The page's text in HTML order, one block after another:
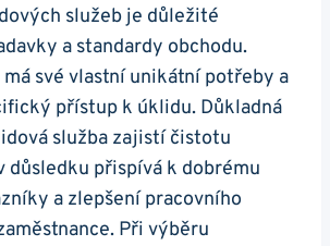
služeb je důležité
a standardy obchodu.
své vlastní unikátní potřeby a
přístup k úklidu. Důkladná
služba zajistí čistotu
důsledku přispívá k dobrému
a zlepšení pracovního
Při výběru